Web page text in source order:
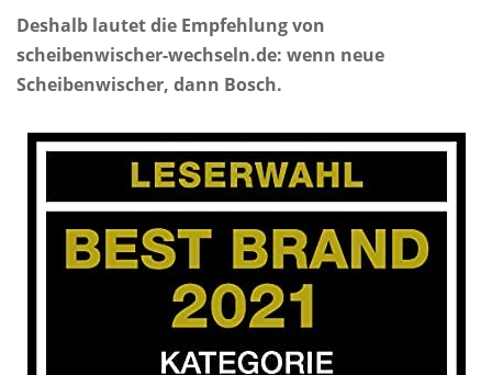
Deshalb lautet die Empfehlung von
scheibenwischer-wechseln.de: wenn neue
Scheibenwischer, dann Bosch.